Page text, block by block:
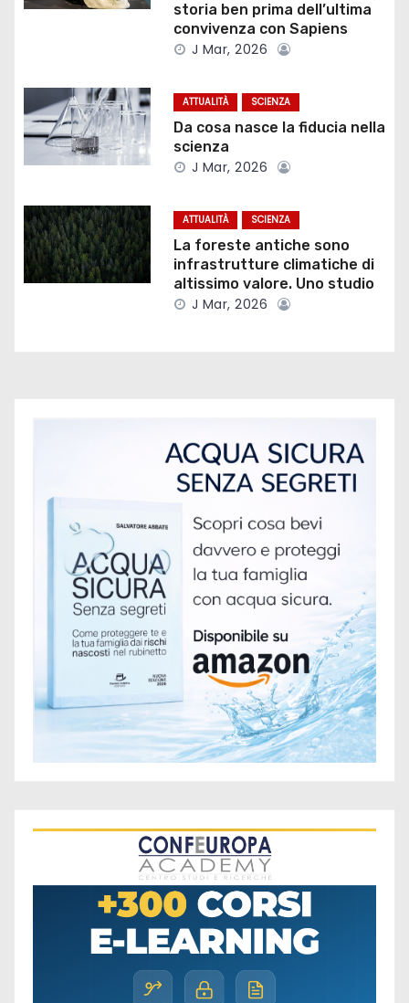
e
a
t
i
storia ben prima dell’ultima
convivenza con Sapiens
J Mar, 2026
ATTUALITÀ SCIENZA
Da cosa nasce la fiducia nella
scienza
J Mar, 2026
ATTUALITÀ SCIENZA
La foreste antiche sono
infrastrutture climatiche di
altissimo valore. Uno studio
J Mar, 2026